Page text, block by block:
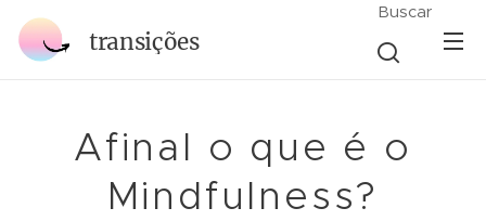
transições
Buscar
Afinal o que é o
Mindfulness?